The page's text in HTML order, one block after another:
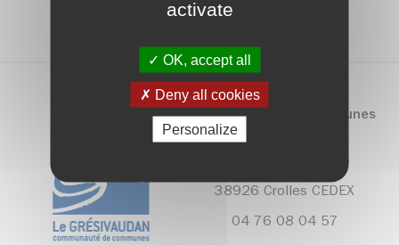
activate
OK, accept all
Deny all cookies
Personalize
Communauté de communes
Le Grésivaudan
390, rue Henri Fabre
38926 Crolles CEDEX
04 76 08 04 57